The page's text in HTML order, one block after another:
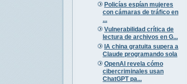
Policías espían mujeres
con cámaras de tráfico en
...
Vulnerabilidad crítica de
lectura de archivos en G...
IA china gratuita supera a
Claude programando sola
OpenAI revela cómo
cibercriminales usan
ChatGPT pa...